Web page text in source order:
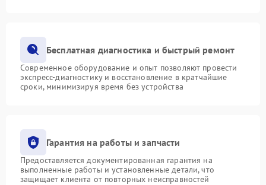
Бесплатная диагностика и быстрый ремонт
Современное оборудование и опыт позволяют провести
экспресс-диагностику и восстановление в кратчайшие
сроки, минимизируя время без устройства
Гарантия на работы и запчасти
Предоставляется документированная гарантия на
выполненные работы и установленные детали, что
защищает клиента от повторных неисправностей